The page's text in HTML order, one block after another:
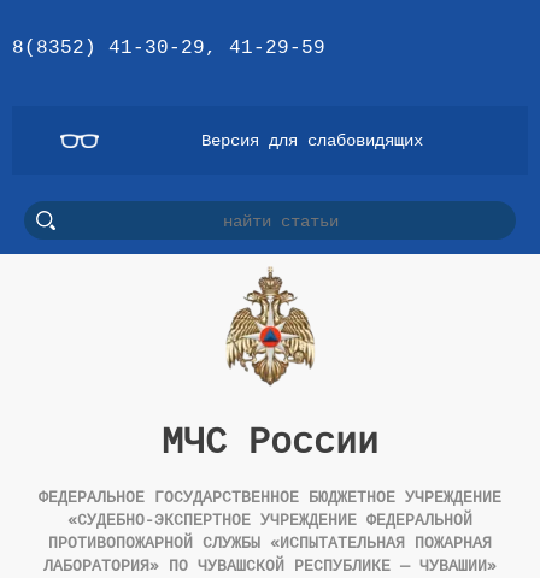
8(8352) 41-30-29, 41-29-59
Версия для слабовидящих
МЧС России
ФЕДЕРАЛЬНОЕ ГОСУДАРСТВЕННОЕ БЮДЖЕТНОЕ УЧРЕЖДЕНИЕ
«СУДЕБНО-ЭКСПЕРТНОЕ УЧРЕЖДЕНИЕ ФЕДЕРАЛЬНОЙ
ПРОТИВОПОЖАРНОЙ СЛУЖБЫ «ИСПЫТАТЕЛЬНАЯ ПОЖАРНАЯ
ЛАБОРАТОРИЯ» ПО ЧУВАШСКОЙ РЕСПУБЛИКЕ — ЧУВАШИИ»